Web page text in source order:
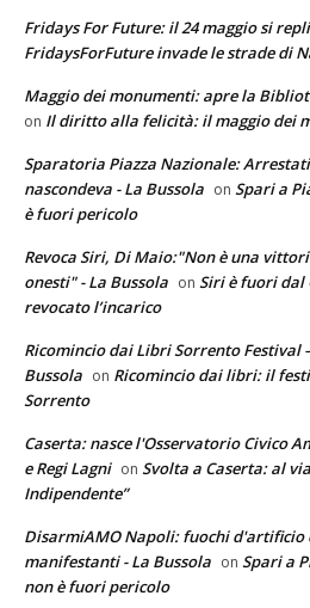
Fridays For Future: il 24 maggio si
FridaysForFuture invade le strade di
Maggio dei monumenti: apre la
on Il diritto alla felicità: il maggio dei
Sparatoria Piazza Nazionale:
nascondeva - La Bussola on Spari a
è fuori pericolo
Revoca Siri, Di Maio:"Non è una
onesti" - La Bussola on Siri è fuori dal
revocato l’incarico
Ricomincio dai Libri Sorrento Festival –
Bussola on Ricomincio dai libri: il
Sorrento
Caserta: nasce l'Osservatorio Civico
e Regi Lagni on Svolta a Caserta: al
Indipendente”
DisarmiAMO Napoli: fuochi d'artificio
manifestanti - La Bussola on Spari a
non è fuori pericolo